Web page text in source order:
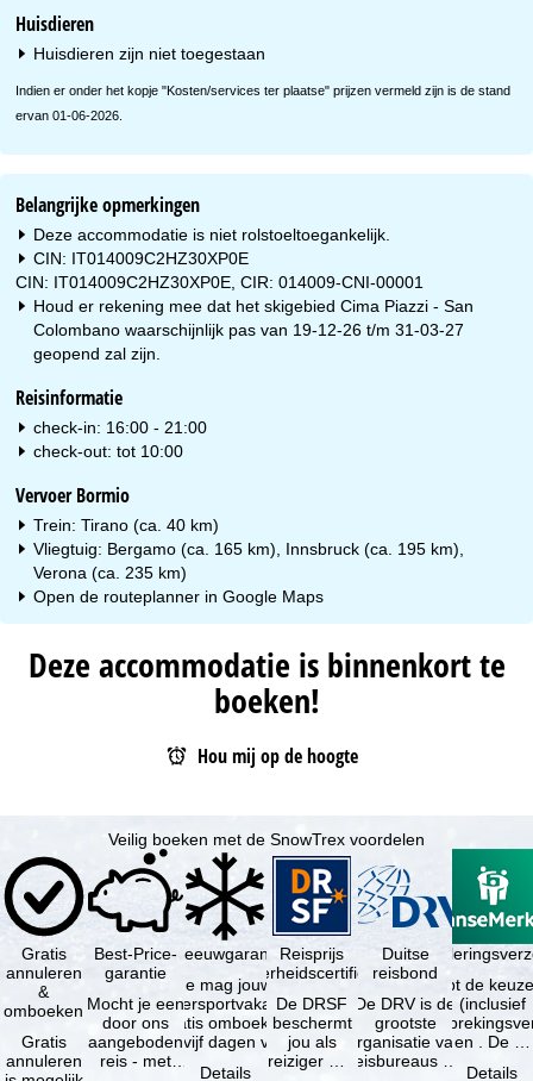
Huisdieren
Huisdieren zijn niet toegestaan
Indien er onder het kopje "Kosten/services ter plaatse" prijzen vermeld zijn is de stand
ervan 01-06-2026.
Belangrijke opmerkingen
Deze accommodatie is niet rolstoeltoegankelijk.
CIN: IT014009C2HZ30XP0E
CIN: IT014009C2HZ30XP0E, CIR: 014009-CNI-00001
Houd er rekening mee dat het skigebied Cima Piazzi - San
Colombano waarschijnlijk pas van 19-12-26 t/m 31-03-27
geopend zal zijn.
Reisinformatie
check-in: 16:00 - 21:00
check-out: tot 10:00
Vervoer Bormio
Trein: Tirano (ca. 40 km)
Vliegtuig: Bergamo (ca. 165 km), Innsbruck (ca. 195 km),
Verona (ca. 235 km)
Open de routeplanner inGoogle Maps
Deze accommodatie is binnenkort te
boeken!
Hou mij op de hoogte
Veilig boeken met de SnowTrex voordelen
Gratis
annuleren
&
omboeken
Gratis
annuleren
Best-Price-
garantie
Mocht je een
door ons
aangeboden
reis - met
Sneeuwgarantie
Je mag jouw
wintersportvakantie
gratis omboeken
als vijf dagen voor
Details
Reisprijs
zekerheidscertificaat
De DRSF
beschermt
jou als
reiziger met
Duitse
reisbond
De DRV is de
grootste
organisatie van
reisbureaus en
Je hebt de
(inclusief
en . De …
Details